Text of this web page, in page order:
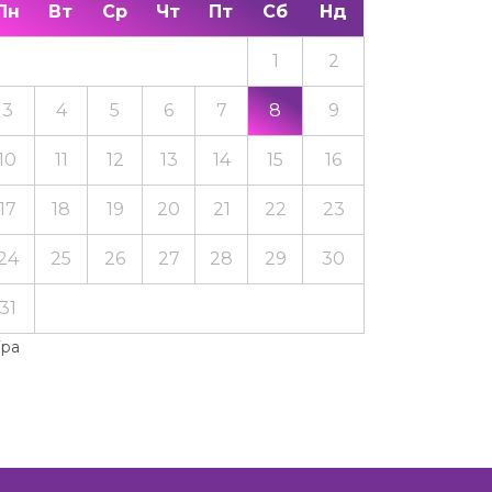
Вт Ср Чт Пт Сб Нд
1 2
3 4 5 6 7 8 9
11 12 13 14 15 16
18 19 20 21 22 23
25 26 27 28 29 30